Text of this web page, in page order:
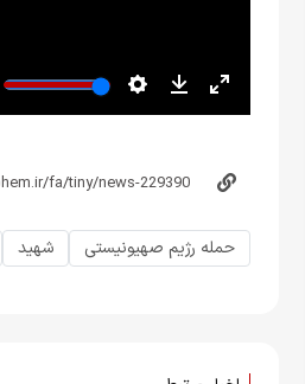
حمله رژیم صهیونیستی شهید